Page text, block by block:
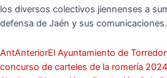
los diversos colectivos jiennenses a
defensa de Jaén y sus comunicaciones.
AntAnteriorEl Ayuntamiento de
concurso de carteles de la romería 2024